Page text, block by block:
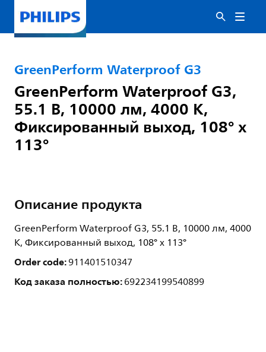
GreenPerform Waterproof G3
GreenPerform Waterproof G3,
55.1 В, 10000 лм, 4000 K,
Фиксированный выход, 108° x
113°
Описание продукта
GreenPerform Waterproof G3, 55.1 В, 10000 лм, 4000
K, Фиксированный выход, 108° x 113°
Order code:911401510347
Код заказа полностью:692234199540899